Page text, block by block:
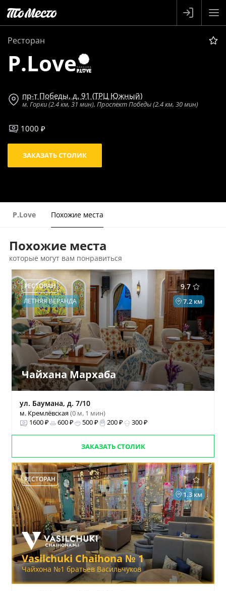
Ресторан
P.Love
пр-т Победы, д. 91 (ТРЦ Южный)
м. Горки (2.4 км, 31 мин), Проспект Победы (2.4 км, 30 мин)
1000 ₽
ЗАКАЗАТЬ СТОЛИК
P.Love Похожие места
Похожие места
которые могут вам понравиться
9.7
РЕСТОРАН
7.2 км
ЛЕТНЯЯ ВЕРАНДА
Чайхана Мархаба
ул. Баумана, д. 7/10
м. Кремлёвская(0 м, 1 мин)
1600 ₽
600 ₽ 500 ₽ 200 ₽ 300 ₽
ЗАКАЗАТЬ СТОЛИК
РЕСТОРАН
1.3 км
Vasilchuki Chaihona № 1
Чайхона №1 братьев Васильчуков